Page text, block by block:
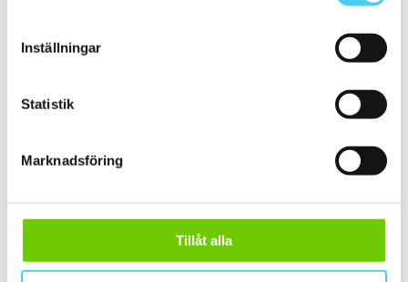
Inställningar
Statistik
Marknadsföring
Tillåt alla
30x9.5 cm
(1)
30x15 cm (1)
30x20 cm(1)